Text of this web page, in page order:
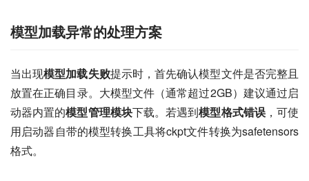
模型加载异常的处理方案
当出现模型加载失败提示时，首先确认模型文件是否完整且
放置在正确目录。大模型文件（通常超过2GB）建议通过启
动器内置的模型管理模块下载。若遇到模型格式错误，可使
用启动器自带的模型转换工具将ckpt文件转换为safetensors
格式。